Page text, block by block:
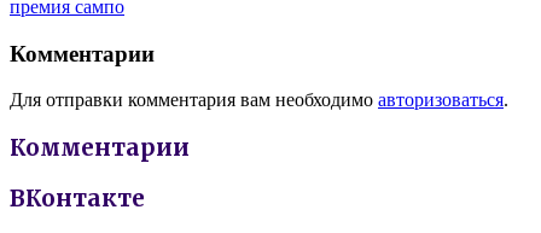
премия сампо
Комментарии
Для отправки комментария вам необходимо авторизоваться.
Комментарии
ВКонтакте